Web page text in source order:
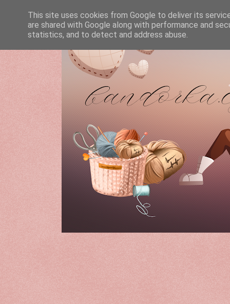
This site uses cookies from Google to deliver its
are shared with Google along with performance and
statistics, and to detect and address abuse.